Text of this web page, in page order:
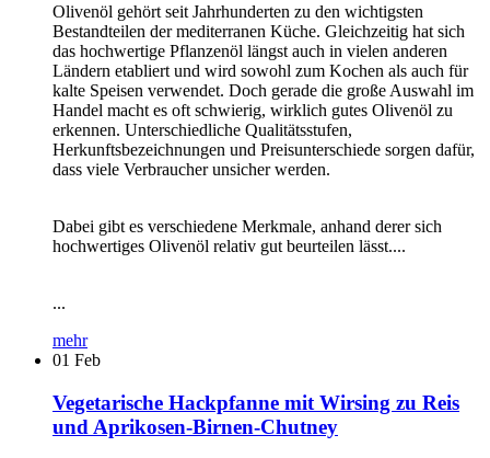
Olivenöl gehört seit Jahrhunderten zu den wichtigsten
Bestandteilen der mediterranen Küche. Gleichzeitig hat sich
das hochwertige Pflanzenöl längst auch in vielen anderen
Ländern etabliert und wird sowohl zum Kochen als auch für
kalte Speisen verwendet. Doch gerade die große Auswahl im
Handel macht es oft schwierig, wirklich gutes Olivenöl zu
erkennen. Unterschiedliche Qualitätsstufen,
Herkunftsbezeichnungen und Preisunterschiede sorgen dafür,
dass viele Verbraucher unsicher werden.
Dabei gibt es verschiedene Merkmale, anhand derer sich
hochwertiges Olivenöl relativ gut beurteilen lässt....
...
mehr
01 Feb
Vegetarische Hackpfanne mit Wirsing zu Reis
und Aprikosen-Birnen-Chutney